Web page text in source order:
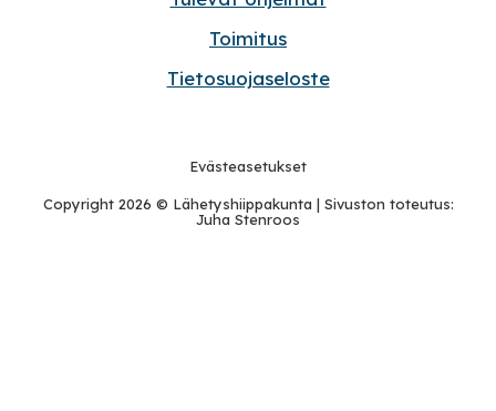
Toimitus
Tietosuojaseloste
Evästeasetukset
Copyright 2026 © Lähetyshiippakunta | Sivuston toteutus:
Juha Stenroos